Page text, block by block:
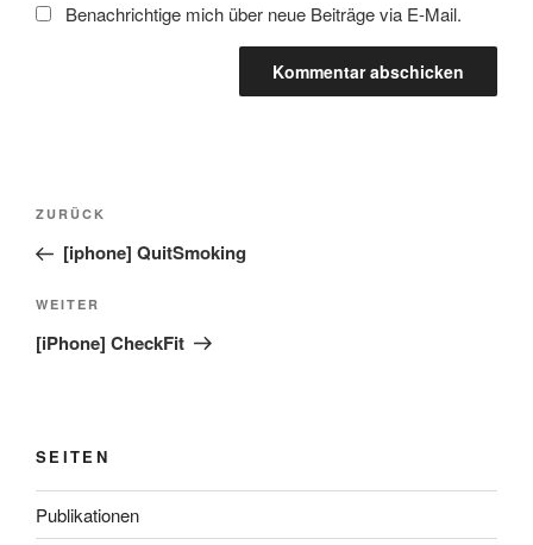
Benachrichtige mich über neue Beiträge via E-Mail.
Beitragsnavigation
Vorheriger
Beitrag
ZURÜCK
[iphone] QuitSmoking
Nächster
Beitrag
WEITER
[iPhone] CheckFit
SEITEN
Publikationen